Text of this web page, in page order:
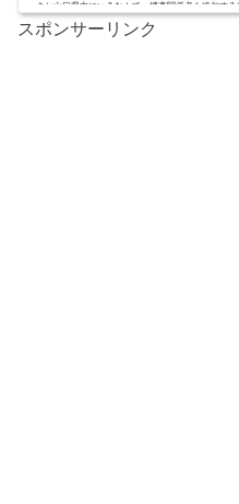
さか山口県内にいるなんて』捜査関係者も絶句す
女装癖もあるという樋田淳也容疑者の逮捕時は、
スポンサーリンク